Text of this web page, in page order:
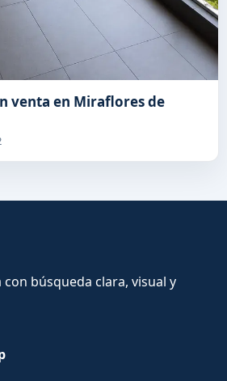
venta en Miraflores de
búsqueda clara, visual y